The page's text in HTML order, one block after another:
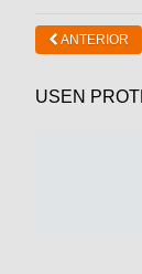
ANTERIOR
USEN